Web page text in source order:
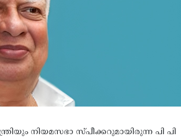
നിയമസഭാ സ്പീക്കറുമായിരുന്ന പി പി